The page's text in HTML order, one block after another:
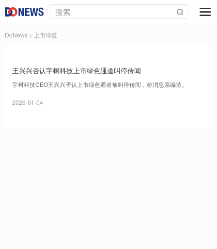
DoNews > 上市绿道
王兴兴否认宇树科技上市绿色通道叫停传闻
宇树科技CEO王兴兴否认上市绿色通道被叫停传闻，称消息系编造。
2026-01-04